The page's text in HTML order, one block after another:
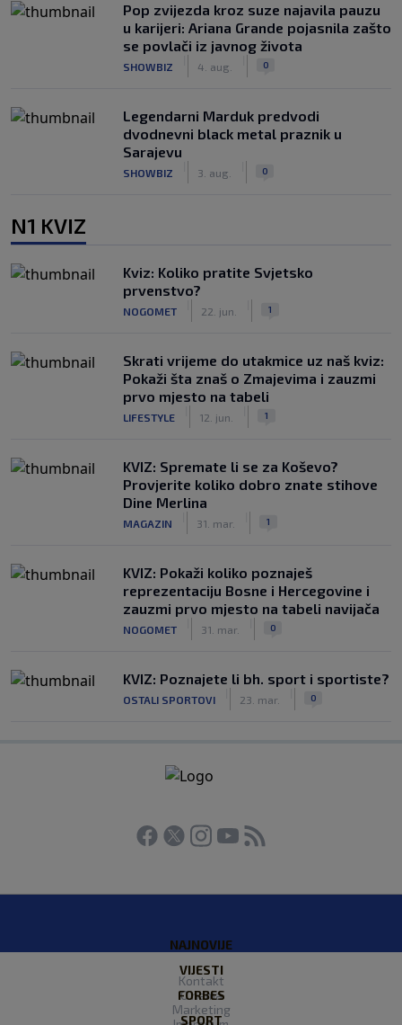
Pop zvijezda kroz suze najavila pauzu
u karijeri: Ariana Grande pojasnila zašto
se povlači iz javnog života
SHOWBIZ 4. aug. 0
Legendarni Marduk predvodi
dvodnevni black metal praznik u
Sarajevu
SHOWBIZ 3. aug. 0
N1 KVIZ
Kviz: Koliko pratite Svjetsko
prvenstvo?
NOGOMET 22. jun. 1
Skrati vrijeme do utakmice uz naš kviz:
Pokaži šta znaš o Zmajevima i zauzmi
prvo mjesto na tabeli
LIFESTYLE 12. jun. 1
KVIZ: Spremate li se za Koševo?
Provjerite koliko dobro znate stihove
Dine Merlina
MAGAZIN 31. mar. 1
KVIZ: Pokaži koliko poznaješ
reprezentaciju Bosne i Hercegovine i
zauzmi prvo mjesto na tabeli navijača
NOGOMET 31. mar. 0
KVIZ: Poznajete li bh. sport i sportiste?
OSTALI SPORTOVI 23. mar. 0
NAJNOVIJE
VIJESTI
FORBES
SPORT
Kontakt
O nama
Marketing